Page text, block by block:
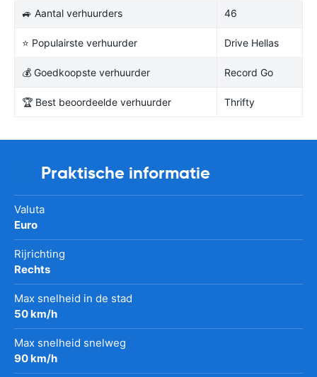
🚙 Aantal verhuurders 46
⭐ Populairste verhuurder Drive Hellas
💰 Goedkoopste verhuurder Record Go
🏆 Best beoordeelde verhuurder Thrifty
Praktische informatie
Valuta
Euro
Rijrichting
Rechts
Max snelheid in de stad
50 km/h
Max snelheid snelweg
90 km/h